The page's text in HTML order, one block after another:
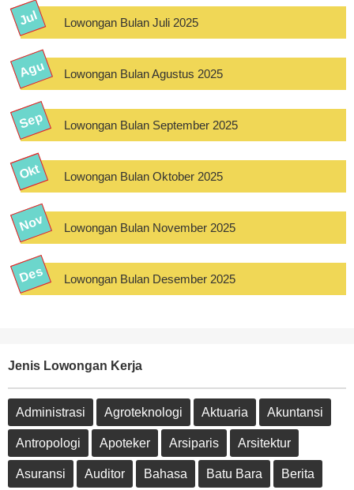
Lowongan Bulan Juli 2025
Lowongan Bulan Agustus 2025
Lowongan Bulan September 2025
Lowongan Bulan Oktober 2025
Lowongan Bulan November 2025
Lowongan Bulan Desember 2025
Jenis Lowongan Kerja
Administrasi Agroteknologi Aktuaria Akuntansi
Antropologi Apoteker Arsiparis Arsitektur
Asuransi Auditor Bahasa Batu Bara Berita